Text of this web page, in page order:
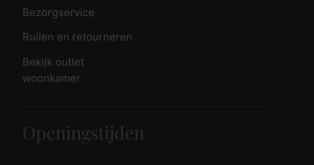
Bezorgservice
Ruilen en retourneren
Bekijk outlet
woonkamer
Openingstijden